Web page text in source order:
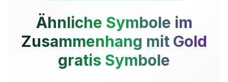
Ähnliche Symbole im
Zusammenhang mit Gold
gratis Symbole